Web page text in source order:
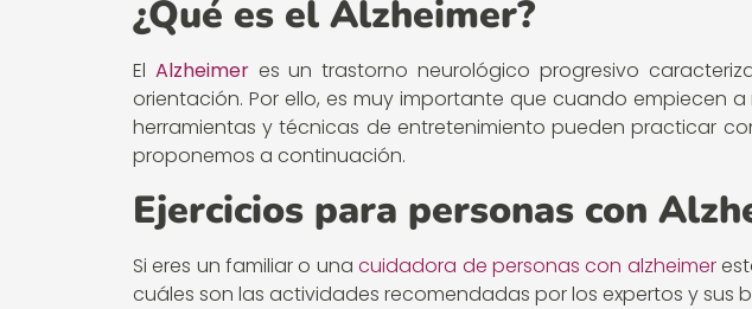
¿Qué es el Alzheimer?
El Alzheimeres un trastorno neurológico progresivo
orientación. Por ello, es muy importante que cuando empiecen
herramientas y técnicas de entretenimiento pueden practicar
proponemos a continuación.
Ejercicios para personas con
Si eres un familiar o unacuidadora de personas con alzheimer
cuáles son las actividades recomendadas por los expertos y sus